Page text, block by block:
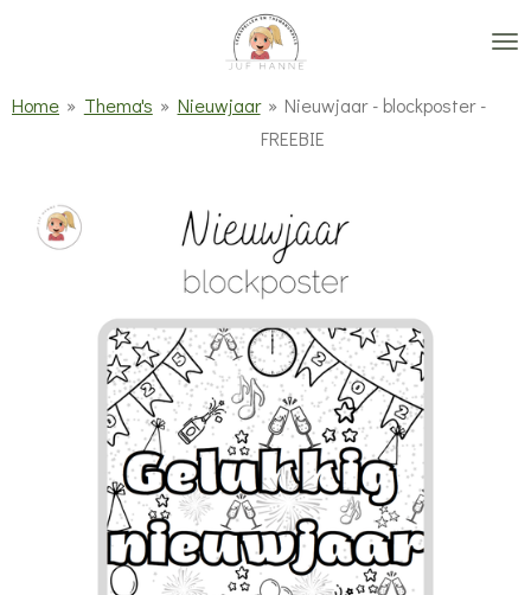
Home » Thema's » Nieuwjaar » Nieuwjaar - blockposter -
FREEBIE